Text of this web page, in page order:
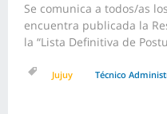
Se comunica a todos/as
encuentra publicada la
la “Lista Definitiva de
Jujuy Técnico